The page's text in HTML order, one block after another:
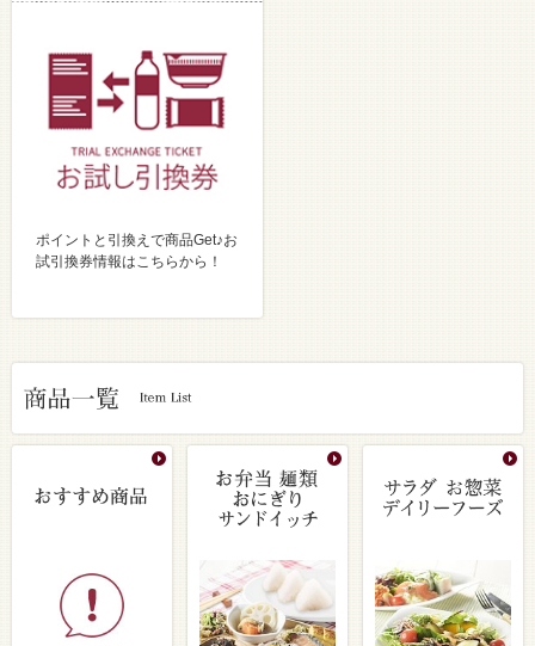
ポイントと引換えで商品Get♪お
試引換券情報はこちらから！